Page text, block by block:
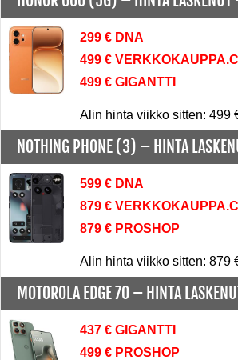
299 € DNA
499 €
499 € GIGANTTI
Alin hinta viikko sitten: 499
NOTHING PHONE (3) – HINTA
599 € DNA
879 €
879 € PROSHOP
Alin hinta viikko sitten: 879
MOTOROLA EDGE 70 – HINTA
437 € GIGANTTI
499 € PROSHOP